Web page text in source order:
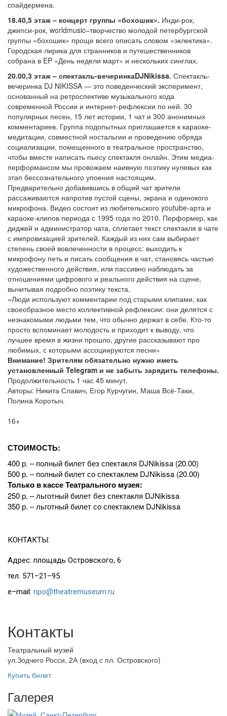
спайдермена.
18.40,5 этаж – концерт группы «бохошик». Инди-рок,
джипси-рок, worldmusic–творчество молодой петербургской
группы «бохошик» проще всего описать словом «эклектика».
Городская лирика для странников и путешественников
собрана в EP «День недели март» и нескольких синглах.
20.00,3 этаж – спектакль-вечеринкаDJNikissa. Спектакль-
вечеринка DJ NIKISSA — это поведенческий эксперимент,
основанный на ретроспективе музыкального кода
современной России и интернет-рефлексии по ней. 30
популярных песен, 15 лет истории, 1 чат и 300 анонимных
комментариев. Группа подопытных приглашается к караоке-
медитации, совместной ностальгии и проведению обряда
социализации, помещенного в театральное пространство,
чтобы вместе написать пьесу спектакля онлайн. Этим медиа-
перформансом мы провожаем наивную поэтику нулевых как
этап бессознательного упоения настоящим.
Предварительно добавившись в общий чат зрители
рассаживаются напротив пустой сцены, экрана и одинокого
микрофона. Видео состоит из любительского youtube-арта и
караоке-клипов периода с 1995 года по 2010. Перформер, как
диджей и администратор чата, сплетает текст спектакля в чате
с импровизацией зрителей. Каждый из них сам выбирает
степень своей вовлеченности в процесс: выходить к
микрофону петь и писать сообщения в чат, становясь частью
художественного действия, или пассивно наблюдать за
отношениями цифрового и реального действия на сцене,
вычитывая подробно поэтику текста.
«Люди используют комментарии под старыми клипами, как
своеобразное место коллективной рефлексии: они делятся с
незнакомыми людьми тем, что обычно держат в себе. Кто-то
просто вспоминает молодость и приходит к выводу, что
лучшее время в жизни прошло, другие рассказывают про
любимых, с которыми ассоциируются песни»
Внимание! Зрителям обязательно нужно иметь
установленный Telegram и не забыть зарядить телефоны.
Продолжительность 1 час 45 минут.
Авторы: Никита Славич, Егор Курчугин, Маша Всё-Таки,
Полина Коротыч.
16+
СТОИМОСТЬ:
400 р. – полный билет без спектакля DJNikissa (20.00)
500 р. – полный билет со спектаклем DJNikissa (20.00)
Только в кассе Театрального музея:
250 р. – льготный билет без спектакля DJNikissa
350 р. – льготный билет со спектаклем DJNikissa
КОНТАКТЫ:
Адрес: площадь Островского, 6
тел. 571–21–95
e–mail: npo@theatremuseum.ru
Контакты
Театральный музей
ул.Зодчего Росси, 2А (вход с пл. Островского)
Купить билет
Галерея